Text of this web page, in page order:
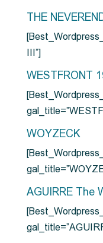
THE
III”]
WESTFRONT
WOYZECK
AGUIRRE The